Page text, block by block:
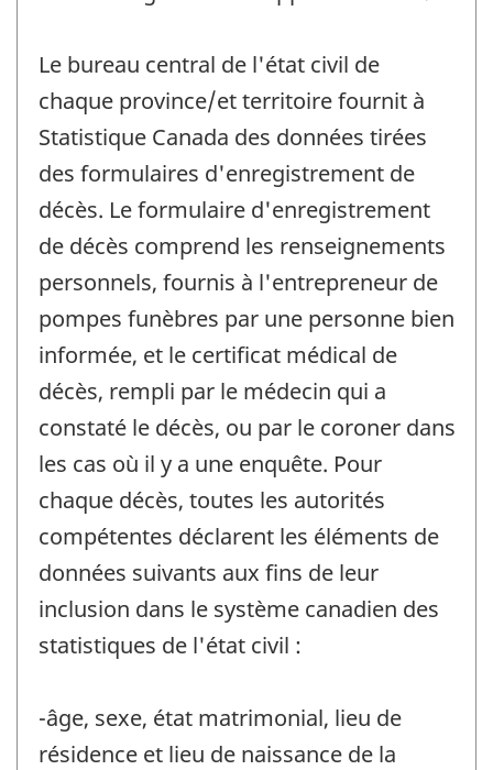
Le bureau central de l'état civil de
chaque province/et territoire fournit à
Statistique Canada des données tirées
des formulaires d'enregistrement de
décès. Le formulaire d'enregistrement
de décès comprend les renseignements
personnels, fournis à l'entrepreneur de
pompes funèbres par une personne bien
informée, et le certificat médical de
décès, rempli par le médecin qui a
constaté le décès, ou par le coroner dans
les cas où il y a une enquête. Pour
chaque décès, toutes les autorités
compétentes déclarent les éléments de
données suivants aux fins de leur
inclusion dans le système canadien des
statistiques de l'état civil :
-âge, sexe, état matrimonial, lieu de
résidence et lieu de naissance de la